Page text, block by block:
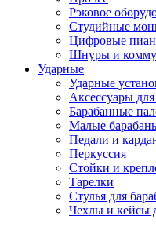
Рэковое
Студийные
Цифровые
Шнуры и
Ударные
Ударные
Аксессуары
Барабанные
Малые
Педали и
Перкуссия
Стойки и
Тарелки
Стулья для
Чехлы и кейсы